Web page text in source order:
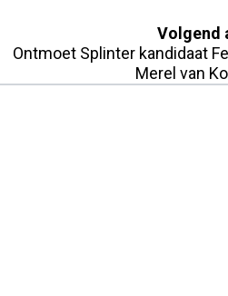
Volgend
Ontmoet Splinter kandidaat
Merel van